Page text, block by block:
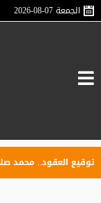
الجمعة2026-08-07
العقود.. محمد